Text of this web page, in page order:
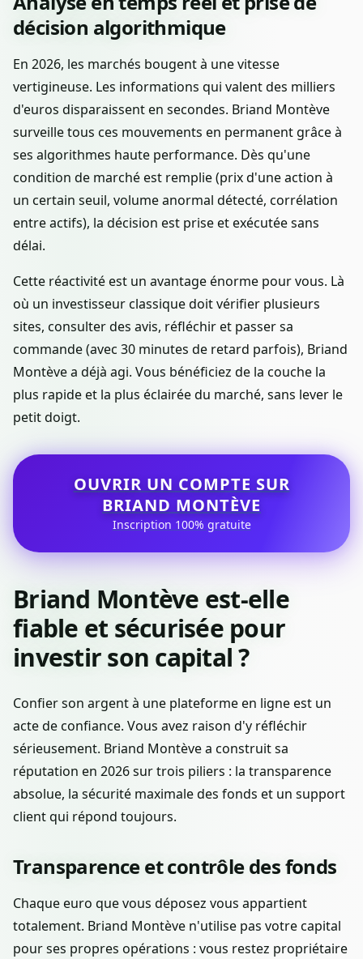
décision algorithmique
En 2026, les marchés bougent à une vitesse
vertigineuse. Les informations qui valent des milliers
d'euros disparaissent en secondes. Briand Montève
surveille tous ces mouvements en permanent grâce à
ses algorithmes haute performance. Dès qu'une
condition de marché est remplie (prix d'une action à
un certain seuil, volume anormal détecté, corrélation
entre actifs), la décision est prise et exécutée sans
délai.
Cette réactivité est un avantage énorme pour vous. Là
où un investisseur classique doit vérifier plusieurs
sites, consulter des avis, réfléchir et passer sa
commande (avec 30 minutes de retard parfois), Briand
Montève a déjà agi. Vous bénéficiez de la couche la
plus rapide et la plus éclairée du marché, sans lever le
petit doigt.
OUVRIR UN COMPTE SUR
BRIAND MONTÈVE
Inscription 100% gratuite
Briand Montève est-elle
fiable et sécurisée pour
investir son capital ?
Confier son argent à une plateforme en ligne est un
acte de confiance. Vous avez raison d'y réfléchir
sérieusement. Briand Montève a construit sa
réputation en 2026 sur trois piliers : la transparence
absolue, la sécurité maximale des fonds et un support
client qui répond toujours.
Transparence et contrôle des fonds
Chaque euro que vous déposez vous appartient
totalement. Briand Montève n'utilise pas votre capital
pour ses propres opérations : vous restez propriétaire